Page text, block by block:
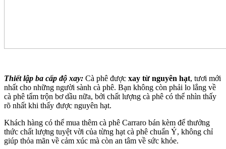
Thiết lập ba cấp độ xay: Cà phê được xay từ nguyên hạt, tươi mới
nhất cho những người sành cà phê. Bạn không còn phải lo lắng về
cà phê tẩm trộn bơ dầu nữa, bởi chất lượng cà phê có thể nhìn thấy
rõ nhất khi thấy được nguyên hạt.
Khách hàng có thể mua thêm cà phê Carraro bán kèm để thưởng
thức chất lượng tuyệt vời của từng hạt cà phê chuẩn Ý, không chỉ
giúp thỏa mãn về cảm xúc mà còn an tâm về sức khỏe.